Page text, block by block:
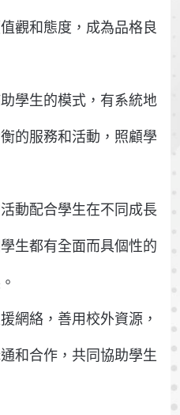
觀和態度，成為品格良
學生的模式，有系統地
的服務和活動，照顧學
動配合學生在不同成長
生都有全面而具個性的
網絡，善用校外資源，
和合作，共同協助學生